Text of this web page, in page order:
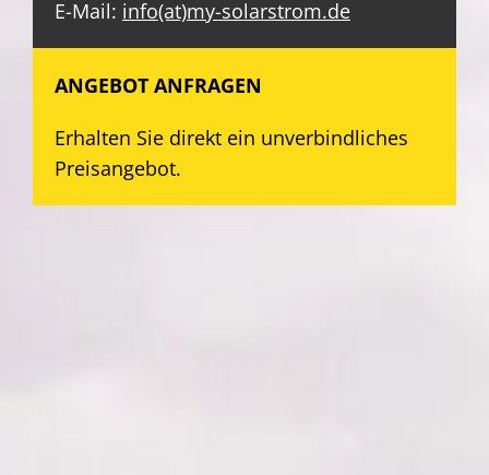
E-Mail: info(at)my-solarstrom.de
ANGEBOT ANFRAGEN
Erhalten Sie direkt ein unverbindliches
Preisangebot.